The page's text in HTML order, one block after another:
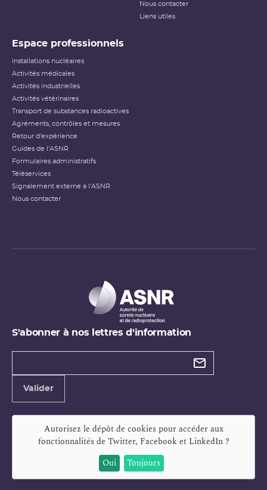
Nous contacter
Liens utiles
Espace professionnels
Installations nucléaires
Activités médicales
Activités industrielles
Activités vétérinaires
Transport de substances radioactives
Agréments, contrôles et mesures
Retour d'expérience
Guides de l'ASNR
Formulaires administratifs
Téléservices
Signalement externe à l'ASNR
Nous contacter
S'abonner à nos lettres d'information
Types de
Valider
Autorisez le dépôt de cookies pour accéder aux
fonctionnalités de Twitter, Facebook et LinkedIn?
Oui
Toujours